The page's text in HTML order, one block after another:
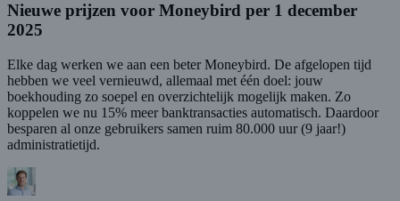
Nieuwe prijzen voor Moneybird per 1 december
2025
Elke dag werken we aan een beter Moneybird. De afgelopen tijd
hebben we veel vernieuwd, allemaal met één doel: jouw
boekhouding zo soepel en overzichtelijk mogelijk maken. Zo
koppelen we nu 15% meer banktransacties automatisch. Daardoor
besparen al onze gebruikers samen ruim 80.000 uur (9 jaar!)
administratietijd.